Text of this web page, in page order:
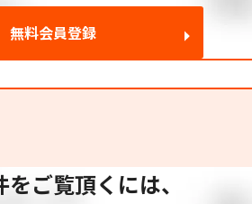
無料会員登録
ご覧頂くには、